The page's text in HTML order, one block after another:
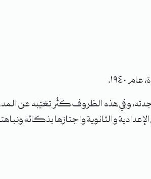
١٩٤٠.
وفي هذه الظروف كثُر تغيّبه عن
والثانوية واجتازها بذكائه